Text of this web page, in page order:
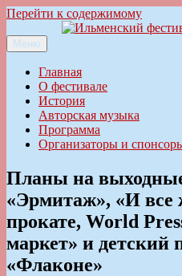
Перейти к содержимому
Ильменский фестиваль
Меню
Главная
О фестивале
История
Авторская музыка
Программа
Организаторы и
Планы на
«Эрмитаж», «И все
прокате, World
маркет» и детский
«Флаконе»